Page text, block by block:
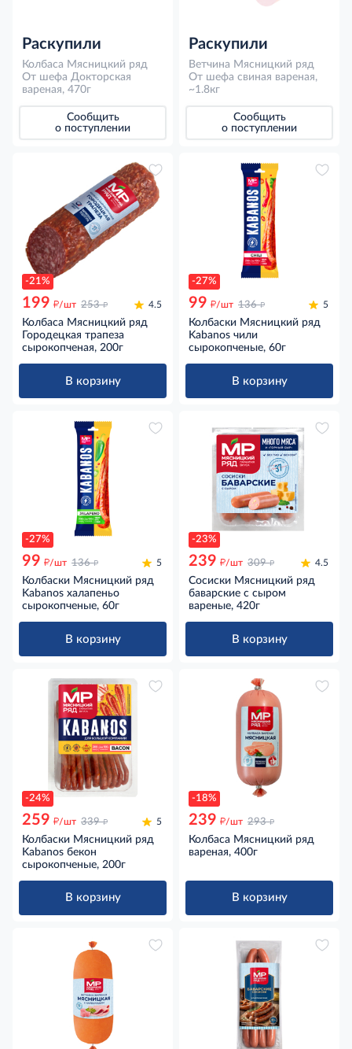
Раскупили
Колбаса Мясницкий ряд
От шефа Докторская
вареная, 470г
Сообщить
о поступлении
Раскупили
Ветчина Мясницкий ряд
От шефа свиная вареная,
~1.8кг
Сообщить
о поступлении
-21%
199 д/шт 253 д 4.5
Колбаса Мясницкий ряд
Городецкая трапеза
сырокопченая, 200г
В корзину
-27%
99 д/шт 136 д 5
Колбаски Мясницкий ряд
Kabanos чили
сырокопченые, 60г
В корзину
-27%
99 д/шт 136 д 5
Колбаски Мясницкий ряд
Kabanos халапеньо
сырокопченые, 60г
В корзину
-23%
239 д/шт 309 д 4.5
Сосиски Мясницкий ряд
баварские с сыром
вареные, 420г
В корзину
-24%
259 д/шт 339 д 5
Колбаски Мясницкий ряд
Kabanos бекон
сырокопченые, 200г
В корзину
-18%
239 д/шт 293 д
Колбаса Мясницкий ряд
вареная, 400г
В корзину